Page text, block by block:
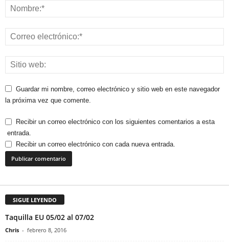
Guardar mi nombre, correo electrónico y sitio web en este navegador
la próxima vez que comente.
Recibir un correo electrónico con los siguientes comentarios a esta
entrada.
Recibir un correo electrónico con cada nueva entrada.
SIGUE LEYENDO
Taquilla EU 05/02 al 07/02
Chris - febrero 8, 2016